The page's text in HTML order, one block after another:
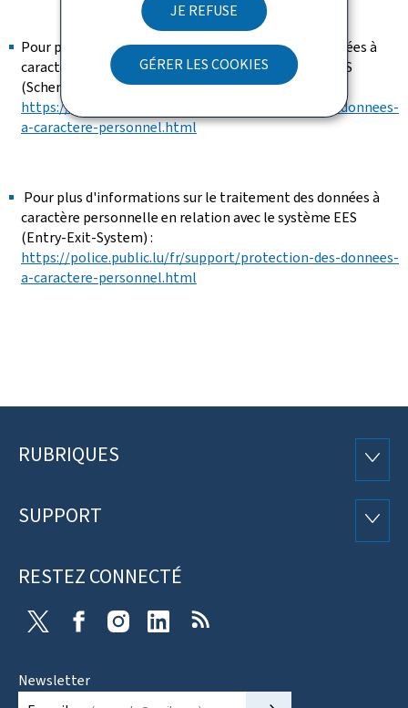
JE REFUSE
GÉRER LES COOKIES
Pour plus d'informations sur le traitement des données à
caractère personnelle en relation avec le système SIS
(Schengen Information System) :
https://police.public.lu/fr/support/protection-des-donnees-
a-caractere-personnel.html
Pour plus d'informations sur le traitement des données à
caractère personnelle en relation avec le système EES
(Entry-Exit-System) :
https://police.public.lu/fr/support/protection-des-donnees-
a-caractere-personnel.html
Pied
page
RUBRIQUES
SUPPORT
RESTEZ CONNECTÉ
FacebookInstagramLinkedin
Newsletter